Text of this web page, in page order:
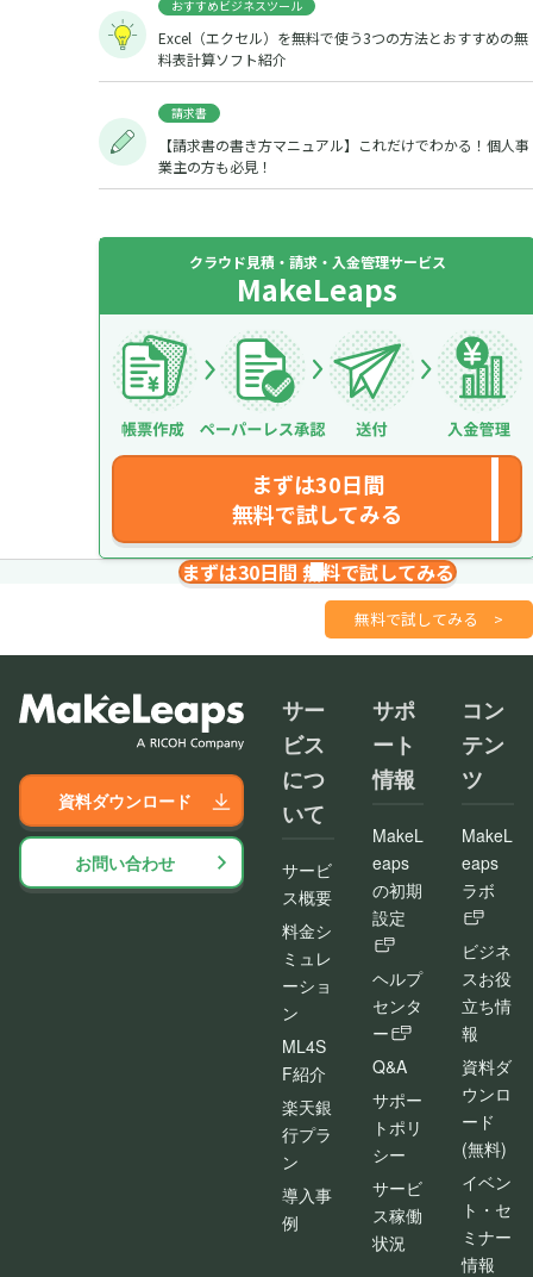
おすすめビジネスツール
Excel（エクセル）を無料で使う3つの方法とおすすめの無
料表計算ソフト紹介
請求書
【請求書の書き方マニュアル】これだけでわかる！個人事
業主の方も必見！
クラウド見積・請求・入金管理サービス
MakeLeaps
まずは30日間
無料で試してみる
まずは30日間 無料で試してみる
無料で試してみる >
資料ダウンロード
お問い合わせ
サー
ビス
につ
いて
サービ
ス概要
料金シ
ミュレ
ーショ
ン
ML4S
F紹介
楽天銀
行プラ
ン
導入事
例
サポ
ート
情報
MakeL
eaps
の初期
設定
ヘルプ
センタ
ー
Q&A
サポー
トポリ
シー
サービ
ス稼働
状況
コン
テン
ツ
MakeL
eaps
ラボ
ビジネ
スお役
立ち情
報
資料ダ
ウンロ
ード
(無料)
イベン
ト・セ
ミナー
情報